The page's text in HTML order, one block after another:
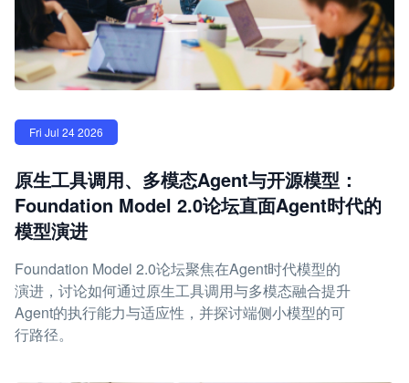
Fri Jul 24 2026
原生工具调用、多模态Agent与开源模型：
Foundation Model 2.0论坛直面Agent时代的
模型演进
Foundation Model 2.0论坛聚焦在Agent时代模型的
演进，讨论如何通过原生工具调用与多模态融合提升
Agent的执行能力与适应性，并探讨端侧小模型的可
行路径。